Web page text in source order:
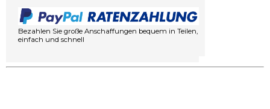
Bezahlen Sie große Anschaffungen bequem in Teilen,
einfach und schnell